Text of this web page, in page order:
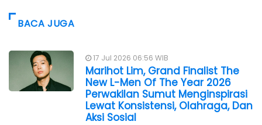
BACA JUGA
17 Jul 2026 06:56 WIB
Marihot Lim, Grand Finalist The
New L-Men Of The Year 2026
Perwakilan Sumut Menginspirasi
Lewat Konsistensi, Olahraga, Dan
Aksi Sosial